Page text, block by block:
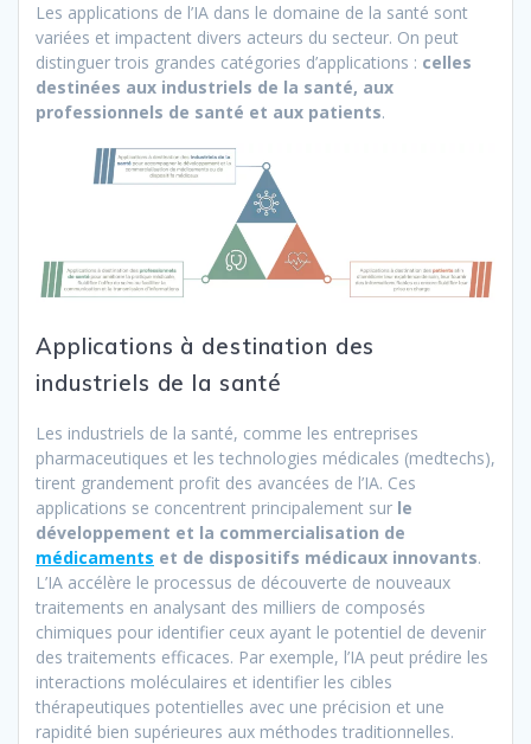
Les applications de l’IA dans le domaine de la santé sont
variées et impactent divers acteurs du secteur. On peut
distinguer trois grandes catégories d’applications : celles
destinées aux industriels de la santé, aux
professionnels de santé et aux patients.
Applications à destination des
industriels de la santé
Les industriels de la santé, comme les entreprises
pharmaceutiques et les technologies médicales (medtechs),
tirent grandement profit des avancées de l’IA. Ces
applications se concentrent principalement sur le
développement et la commercialisation de
médicaments et de dispositifs médicaux innovants.
L’IA accélère le processus de découverte de nouveaux
traitements en analysant des milliers de composés
chimiques pour identifier ceux ayant le potentiel de devenir
des traitements efficaces. Par exemple, l’IA peut prédire les
interactions moléculaires et identifier les cibles
thérapeutiques potentielles avec une précision et une
rapidité bien supérieures aux méthodes traditionnelles.